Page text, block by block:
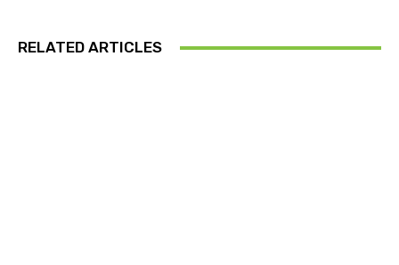
RELATED ARTICLES